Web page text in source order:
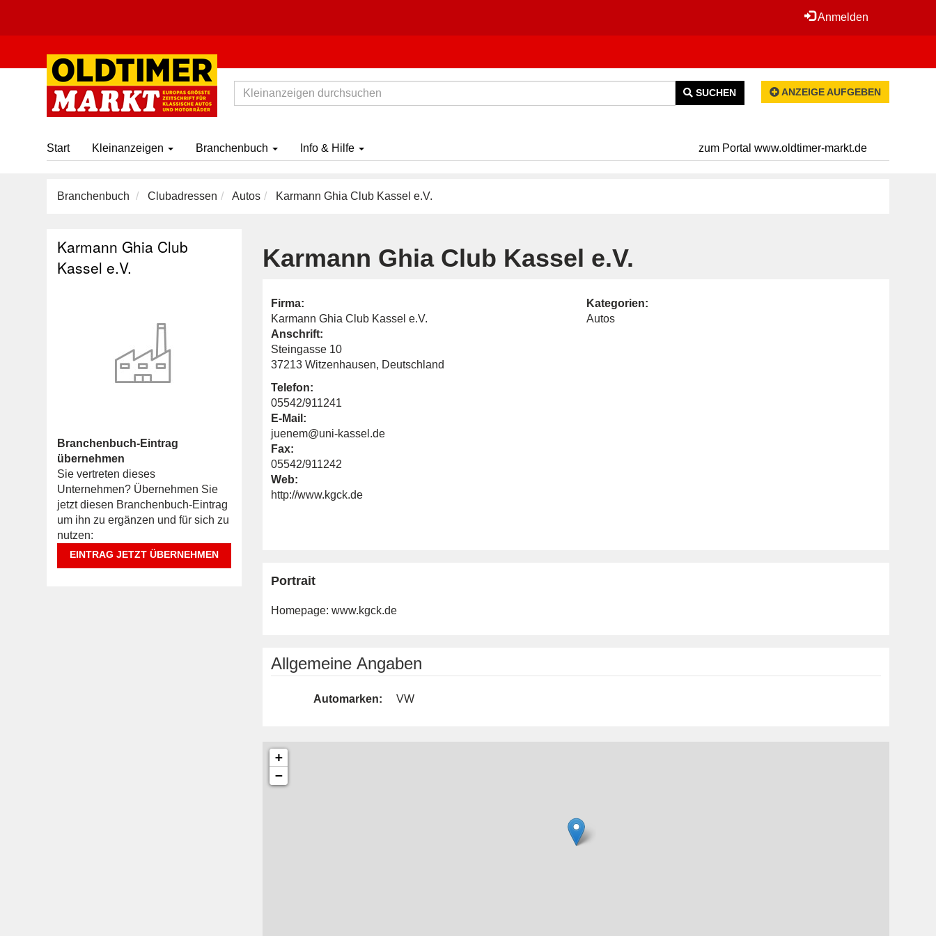
Anmelden
SUCHEN ANZEIGE AUFGEBEN
Start Kleinanzeigen Branchenbuch Info & Hilfe zum Portal www.oldtimer-markt.de
Branchenbuch Clubadressen Autos Karmann Ghia Club Kassel e.V.
Karmann Ghia Club Kassel e.V.
Firma:
Karmann Ghia Club Kassel e.V.
Anschrift:
Steingasse 10
37213 Witzenhausen, Deutschland
Telefon:
05542/911241
E-Mail:
juenem@uni-kassel.de
Fax:
05542/911242
Web:
http://www.kgck.de
Kategorien:
Autos
Portrait
Homepage: www.kgck.de
Allgemeine Angaben
Automarken: VW
+
−
Karmann Ghia Club
Kassel e.V.
Branchenbuch-Eintrag
übernehmen
Sie vertreten dieses
Unternehmen? Übernehmen Sie
jetzt diesen Branchenbuch-Eintrag
um ihn zu ergänzen und für sich zu
nutzen:
EINTRAG JETZT ÜBERNEHMEN